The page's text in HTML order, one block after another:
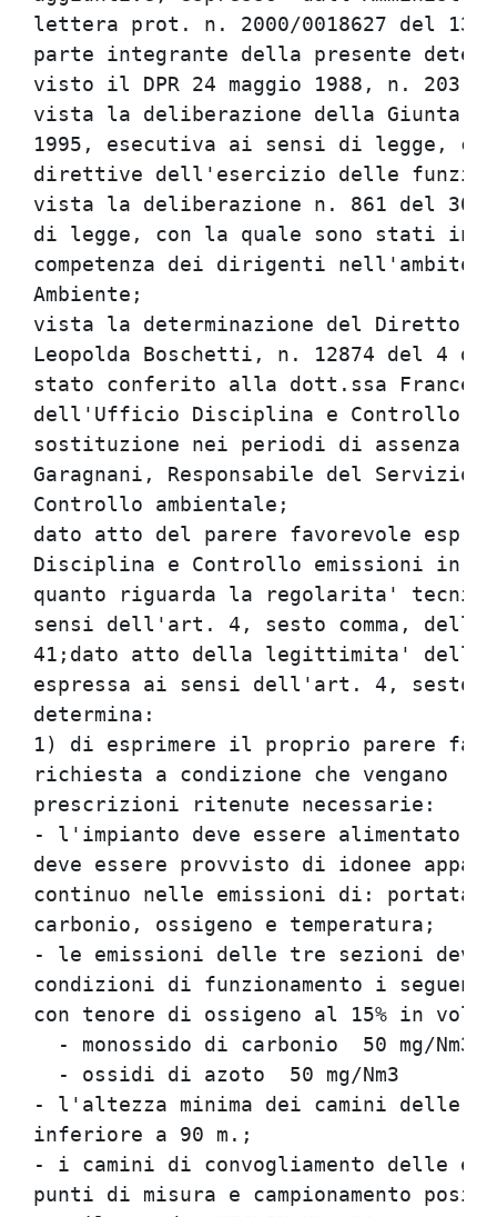
lettera prot. n. 2000/
parte integrante della
visto il DPR 24
vista la deliberazione della
1995, esecutiva ai sensi di
direttive dell'esercizio
vista la deliberazione n. 861
di legge, con la quale sono
competenza dei dirigenti
vista la determinazione del
Leopolda Boschetti, n. 12874
stato conferito alla dott.ssa
dell'Ufficio Disciplina e
sostituzione nei periodi di
Garagnani, Responsabile
Controllo
dato atto del parere favorevole
Disciplina e Controllo
quanto riguarda la regolarita'
sensi dell'art. 4, sesto
41;dato atto della
espressa ai sensi dell'art.
1) di esprimere il proprio
richiesta a condizione che
prescrizioni
- l'impianto deve essere
deve essere provvisto di
continuo nelle emissioni di:
carbonio,
- le emissioni delle tre
condizioni di funzionamento
con tenore di ossigeno al 15%
- monossido di
- ossidi di
- l'altezza minima dei
- i camini di convogliamento
punti di misura e